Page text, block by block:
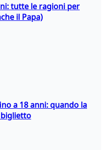
tutte le ragioni per
il Papa)
a 18 anni: quando la